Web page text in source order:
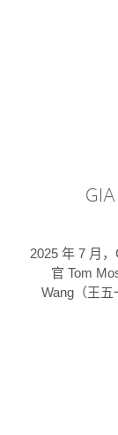
2025 年 7 月
官 Tom
Wang（王